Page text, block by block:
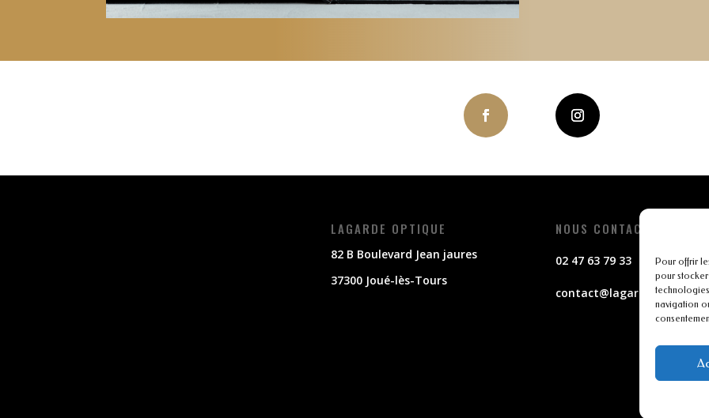
Pour offrir
pour
navigation
LAGARDE OPTIQUE
82 B Boulevard Jean jaures
37300 Joué-lès-Tours
NOUS CONTACTER
02 47 63 79 33
contact@lagarde-